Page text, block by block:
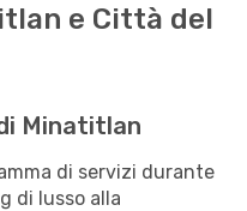
e Città del
Minatitlan
di servizi durante
di lusso alla